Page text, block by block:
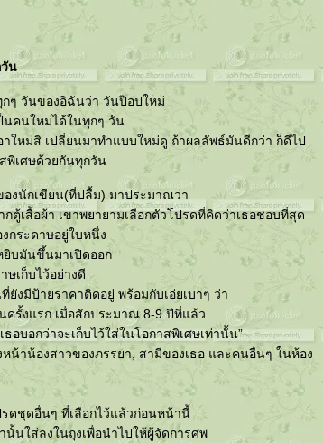
วัน
ๆ วันของอิฉันว่า วันป๊อปใหม่
นคนใหม่ได้ในทุกๆ วัน
ใหม่สิ เปลี่ยนมาทำแบบใหม่ดู ถ้าผลลัพธ์มันดีกว่า ก็ดีไป
พิเศษด้วยกันทุกวัน
งนักเขียน(ที่ปลื้ม) มาประมาณว่า
ตู้เสื้อผ้า เขาพยายามเลือกตัวโปรดที่คิดว่าเธอชอบที่สุด
กระดาษอยู่ใบหนึ่ง
ยิบมันขึ้นมาเปิดออก
เก็บไว้อย่างดี
งมีป้ายราคาติดอยู่ พร้อมกับเอ่ยเบาๆ ว่า
ครั้งแรก เมื่อสักประมาณ 8-9 ปีที่แล้ว
อบอกว่าจะเก็บไว้ใส่ในโอกาสพิเศษเท่านั้น”
น้าน้องสาวของภรรยา, สามีของเธอ และคนอื่นๆ ในห้อง
ดชุดอื่นๆ ที่เลือกไว้แล้วก่อนหน้านี้
นั้นใส่ลงในถุงเพื่อนำไปให้ผู้จัดการศพ